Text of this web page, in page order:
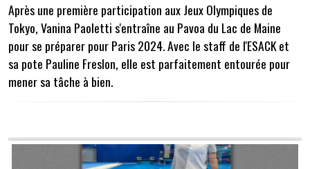
Après une première participation aux Jeux Olympiques de
Tokyo, Vanina Paoletti s'entraîne au Pavoa du Lac de Maine
pour se préparer pour Paris 2024. Avec le staff de l'ESACK et
sa pote Pauline Freslon, elle est parfaitement entourée pour
mener sa tâche à bien.